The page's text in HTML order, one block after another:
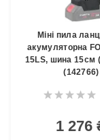
Міні пила
акумуляторна
15LS, шина 15см
(142766)
1 276